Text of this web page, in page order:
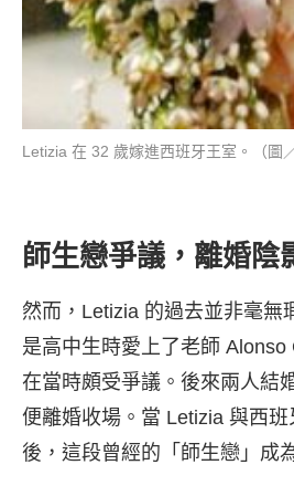
Letizia 在 32 歲嫁進西班牙王室。（圖
師生戀爭議，離婚陰
然而，Letizia 的過去並非毫無
是高中生時愛上了老師
在當時頗受爭議。後來兩人結
便離婚收場。當 Letizia 與西
後，這段曾經的「師生戀」成